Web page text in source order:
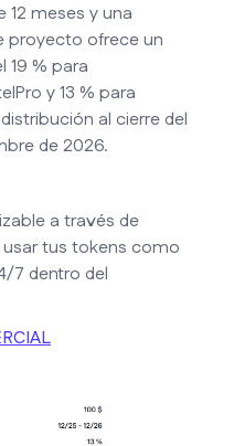
meses y una
proyecto ofrece un
% para
y 13 % para
al cierre del
de 2026.
a través de
tus tokens como
7 dentro del